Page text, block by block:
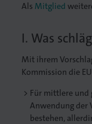
Als Mitglied
I. Was
Mit ihrem
Kommission die
Für mittlere und
Anwendung der
bestehen,